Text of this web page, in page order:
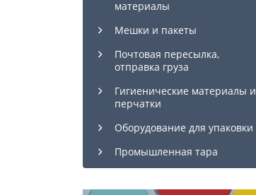
материалы
Мешки и пакеты
Почтовая пересылка,
отправка груза
Гигиенические материалы и
перчатки
Оборудование для упаковки
Промышленная тара